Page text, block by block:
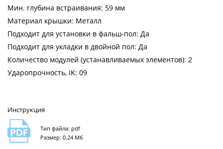
Мин. глубина встраивания: 59 мм
Материал крышки: Металл
Подходит для установки в фальш-пол: Да
Подходит для укладки в двойной пол: Да
Количество модулей (устанавливаемых элементов): 2
Ударопрочность, IK: 09
Инструкция
Тип файла: pdf
Размер: 0.24 Мб